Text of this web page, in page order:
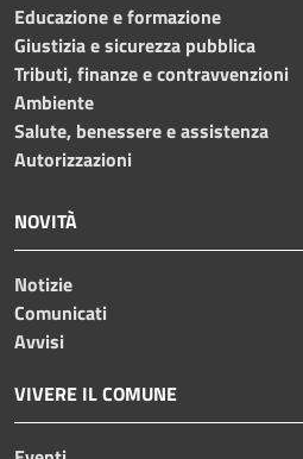
Educazione e formazione
Giustizia e sicurezza pubblica
Tributi, finanze e contravvenzioni
Ambiente
Salute, benessere e assistenza
Autorizzazioni
NOVITÀ
Notizie
Comunicati
Avvisi
VIVERE IL COMUNE